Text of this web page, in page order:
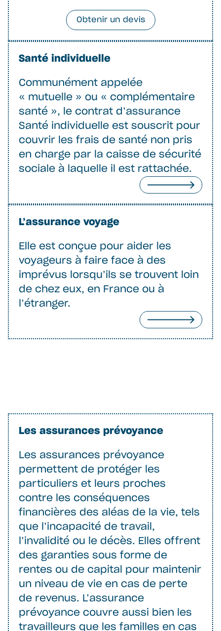
Obtenir un devis
Santé individuelle
Communément appelée
« mutuelle » ou « complémentaire
santé », le contrat d’assurance
Santé individuelle est souscrit pour
couvrir les frais de santé non pris
en charge par la caisse de sécurité
sociale à laquelle il est rattachée.
L’assurance voyage
Elle est conçue pour aider les
voyageurs à faire face à des
imprévus lorsqu’ils se trouvent loin
de chez eux, en France ou à
l’étranger.
Les assurances prévoyance
Les assurances prévoyance
permettent de protéger les
particuliers et leurs proches
contre les conséquences
financières des aléas de la vie, tels
que l’incapacité de travail,
l’invalidité ou le décès. Elles offrent
des garanties sous forme de
rentes ou de capital pour maintenir
un niveau de vie en cas de perte
de revenus. L’assurance
prévoyance couvre aussi bien les
travailleurs que les familles en cas